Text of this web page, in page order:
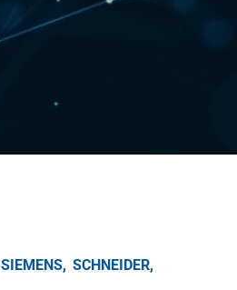
SIEMENS, SCHNEIDER,